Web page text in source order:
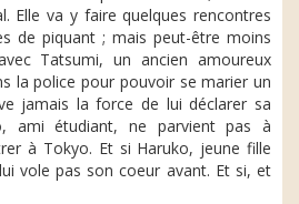
Elle va y faire quelques rencontres
de piquant ; mais peut-être moins
Tatsumi, un ancien amoureux
la police pour pouvoir se marier un
jamais la force de lui déclarer sa
ami étudiant, ne parvient pas à
à Tokyo. Et si Haruko, jeune fille
vole pas son coeur avant. Et si, et